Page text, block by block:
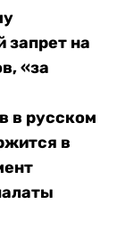
запрет на
«за
в русском
в